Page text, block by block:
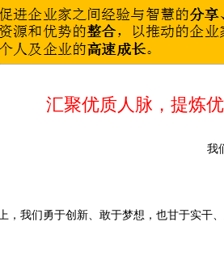
汇聚优质人脉，提炼
我
，我们勇于创新、敢于梦想，也甘于实干、